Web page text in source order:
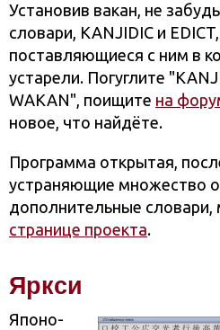
Установив вакан, не
словари, KANJIDIC и
поставляющиеся с ним в
устарели. Погуглите
WAKAN", поищите на
новое, что найдёте.
Программа открытая,
устраняющие множество
дополнительные словари,
странице проекта.
Яркси
Японо-